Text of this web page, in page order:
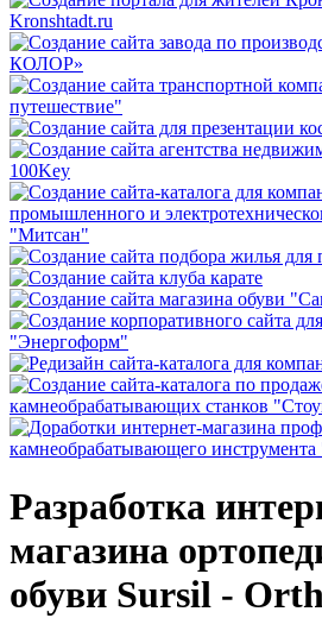
Разработка
магазина
обуви Sursil -